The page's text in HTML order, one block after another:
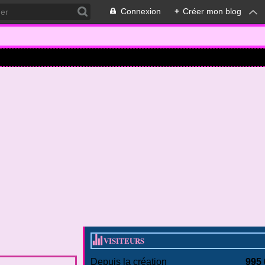
Connexion + Créer mon blog
VISITEURS
Depuis la création 995